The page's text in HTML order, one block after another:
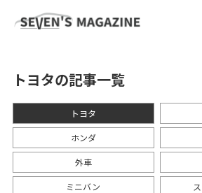
トヨタの記事一覧
トヨタ
ホンダ
外車
ミニバン